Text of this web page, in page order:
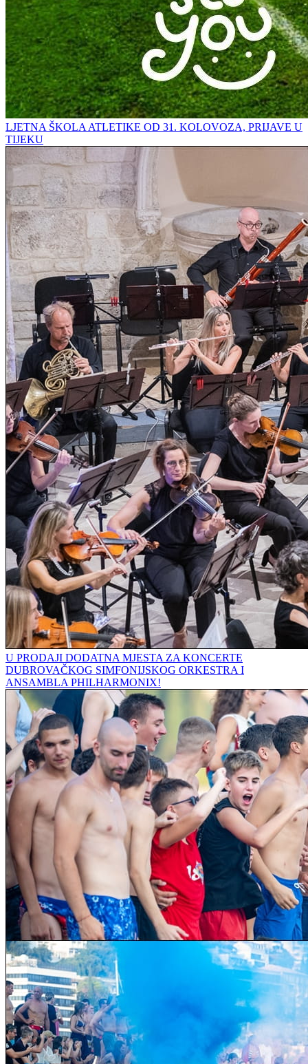
LJETNA ŠKOLA ATLETIKE OD 31. KOLOVOZA, PRIJAVE U
TIJEKU
U PRODAJI DODATNA MJESTA ZA KONCERTE
DUBROVAČKOG SIMFONIJSKOG ORKESTRA I
ANSAMBLA PHILHARMONIX!